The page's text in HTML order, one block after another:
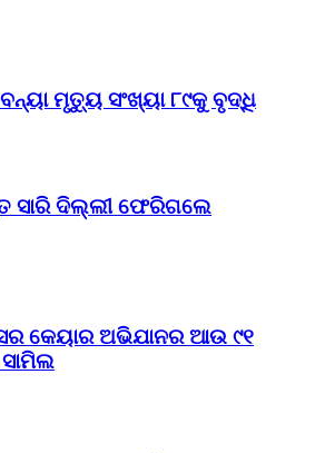
ମୃତ୍ୟୁ ସଂଖ୍ୟା ୮୯କୁ ବୃଦ୍ଧି
ସାରି ଦିଲ୍ଲୀ ଫେରିଗଲେ
କେୟାର ଅଭିଯାନର ଆଉ ୯୧